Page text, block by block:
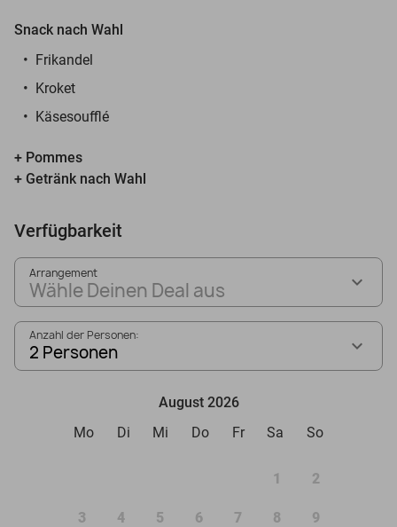
Snack nach Wahl
Frikandel
Kroket
Käsesoufflé
+ Pommes
+ Getränk nach Wahl
Verfügbarkeit
Arrangement
Wähle Deinen Deal aus
Anzahl der Personen:
2 Personen
August 2026
Mo
Di Mi Do Fr Sa So
1 2
3 4 5 6 7 8 9